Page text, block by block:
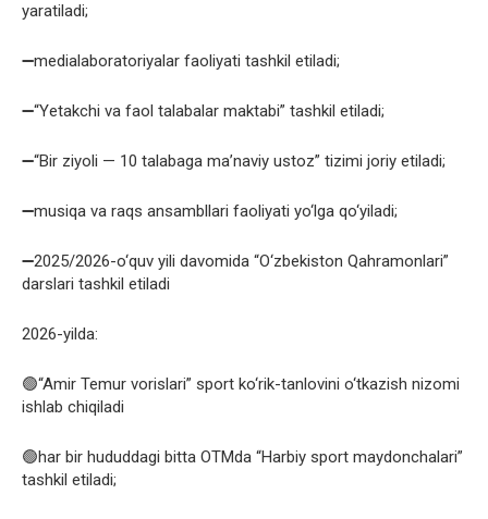
yaratiladi;
➖medialaboratoriyalar faoliyati tashkil etiladi;
➖“Yetakchi va faol talabalar maktabi” tashkil etiladi;
➖“Bir ziyoli — 10 talabaga ma’naviy ustoz” tizimi joriy etiladi;
➖musiqa va raqs ansambllari faoliyati yo‘lga qo‘yiladi;
➖2025/2026-o‘quv yili davomida “O‘zbekiston Qahramonlari”
darslari tashkil etiladi
2026-yilda:
🟢“Amir Temur vorislari” sport ko‘rik-tanlovini o‘tkazish nizomi
ishlab chiqiladi
🟢har bir hududdagi bitta OTMda “Harbiy sport maydonchalari”
tashkil etiladi;